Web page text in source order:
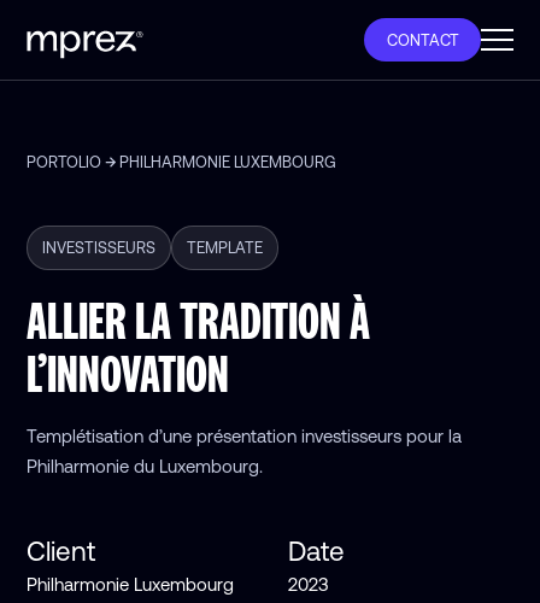
CONTACT
PORTOLIO PHILHARMONIE LUXEMBOURG
INVESTISSEURS TEMPLATE
ALLIER LA TRADITION À
L’INNOVATION
Templétisation d’une présentation investisseurs pour la
Philharmonie du Luxembourg.
Client
Philharmonie Luxembourg
Date
2023